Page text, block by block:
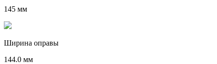
145 мм
Ширина оправы
144.0 мм